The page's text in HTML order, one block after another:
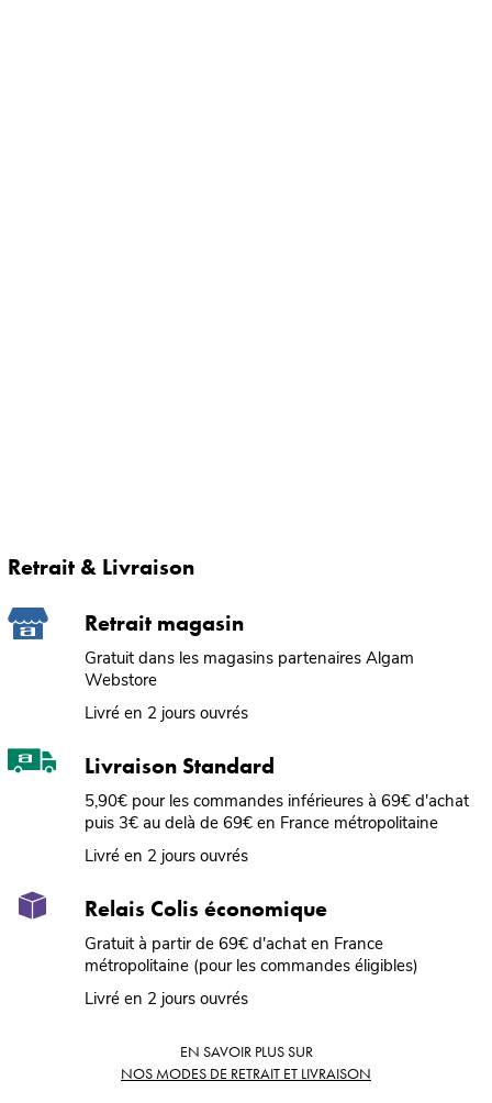
Retrait & Livraison
Retrait magasin
Gratuit dans les magasins partenaires Algam
Webstore
Livré en 2 jours ouvrés
Livraison Standard
5,90€ pour les commandes inférieures à 69€ d'achat
puis 3€ au delà de 69€ en France métropolitaine
Livré en 2 jours ouvrés
Relais Colis économique
Gratuit à partir de 69€ d'achat en France
métropolitaine (pour les commandes éligibles)
Livré en 2 jours ouvrés
EN SAVOIR PLUS SUR
NOS MODES DE RETRAIT ET LIVRAISON